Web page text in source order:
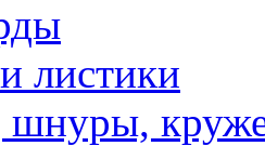
листики
шнуры,